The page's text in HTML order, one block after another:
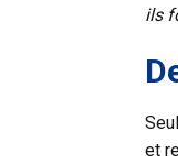
ils
et